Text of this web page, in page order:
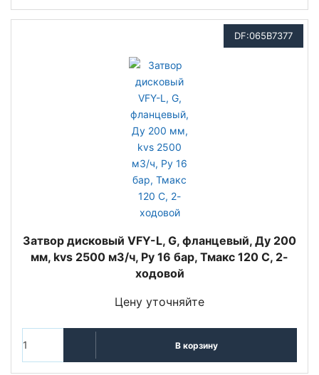
DF:065B7377
Затвор дисковый VFY-L, G, фланцевый, Ду 200
мм, kvs 2500 м3/ч, Py 16 бар, Тмакс 120 С, 2-
ходовой
Цену уточняйте
В корзину